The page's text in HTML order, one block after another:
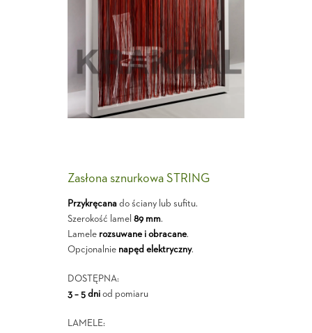
Zasłona sznurkowa STRING
Przykręcanado ściany lub sufitu.
Szerokość lamel 89 mm.
Lamele rozsuwane i obracane.
Opcjonalnie napęd elektryczny.
DOSTĘPNA:
3 – 5 dniod pomiaru
LAMELE: